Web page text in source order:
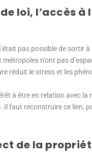
loi, l’accès à
pas possible de sortir à
n’ont pas
réduit le stress et les
à être en relation avec la
Il faut reconstruire ce lien,
de la